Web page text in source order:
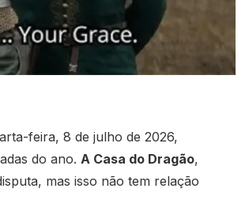
feira, 8 de julho de 2026,
do ano. A Casa do Dragão,
mas isso não tem relação